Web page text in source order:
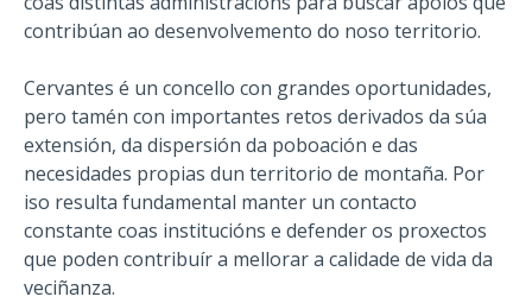
contribúan ao desenvolvemento do noso territorio.
Cervantes é un concello con grandes oportunidades,
pero tamén con importantes retos derivados da súa
extensión, da dispersión da poboación e das
necesidades propias dun territorio de montaña. Por
iso resulta fundamental manter un contacto
constante coas institucións e defender os proxectos
que poden contribuír a mellorar a calidade de vida da
veciñanza.